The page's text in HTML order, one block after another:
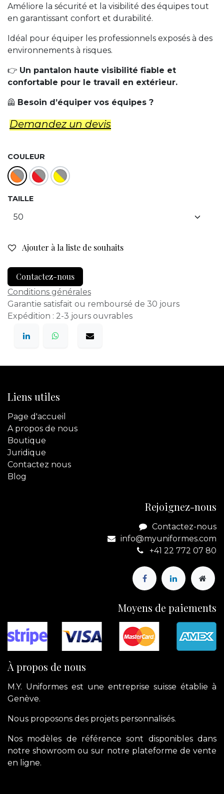
Améliore la sécurité et la visibilité des équipes tout
en garantissant confort et durabilité.
Idéal pour équiper les professionnels exposés à des
environnements à risques.
👉 Un pantalon haute visibilité fiable et
confortable pour le travail en extérieur.
🦺 Besoin d’équiper vos équipes ?
Demandez un d​evis
COULEUR
TAILLE
Ajouter à la liste de souhaits
Contactez-nous
Conditions générales
Garantie satisfait ou remboursé de 30 jours
Expédition : 2-3 jours ouvrables
Liens utiles
Page d'accueil
A propos de nous
Boutique
Juridique
Contactez nous
Blog
Rejoignez-nous
Contactez-nous
info@myuniformes.com
+41 22 772 07 80
Moyens de paiements
À propos de nous
M.Y. Uniformes est une entreprise suisse établie à
Genève.
Nous proposons des projets personnalisés.
Nos modèles de référence sont disponibles dans
notre showroom ou sur notre plateforme de vente
en ligne.